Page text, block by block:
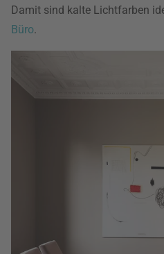
Damit sind kalte Lichtfarben
Büro.